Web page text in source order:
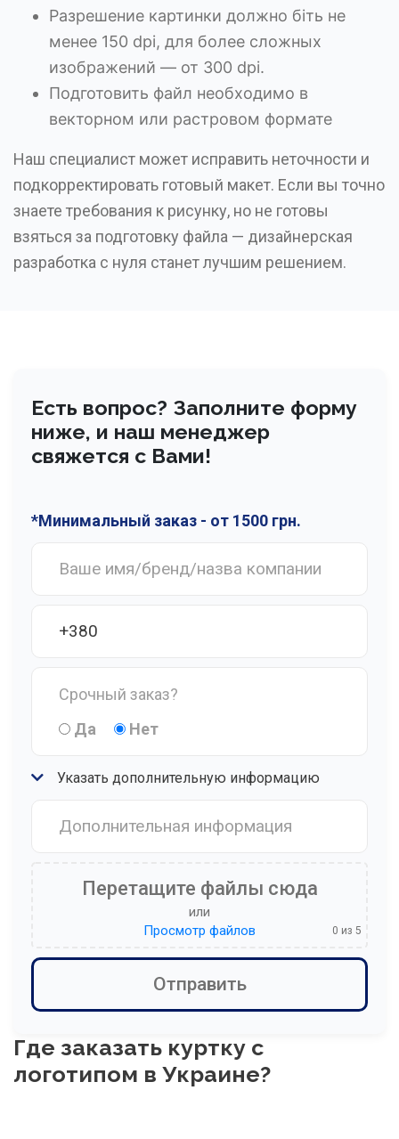
Разрешение картинки должно біть не
менее 150 dpi, для более сложных
изображений — от 300 dpi.
Подготовить файл необходимо в
векторном или растровом формате
Наш специалист может исправить неточности и
подкорректировать готовый макет. Если вы точно
знаете требования к рисунку, но не готовы
взяться за подготовку файла — дизайнерская
разработка с нуля станет лучшим решением.
Где заказать куртку с
логотипом в Украине?
Есть вопрос? Заполните форму
ниже, и наш менеджер
свяжется с Вами!
*Минимальный заказ - от 1500 грн.
Срочный заказ?
Да
Нет
Указать дополнительную информацию
Перетащите файлы сюда
или
Просмотр файлов
0 из 5